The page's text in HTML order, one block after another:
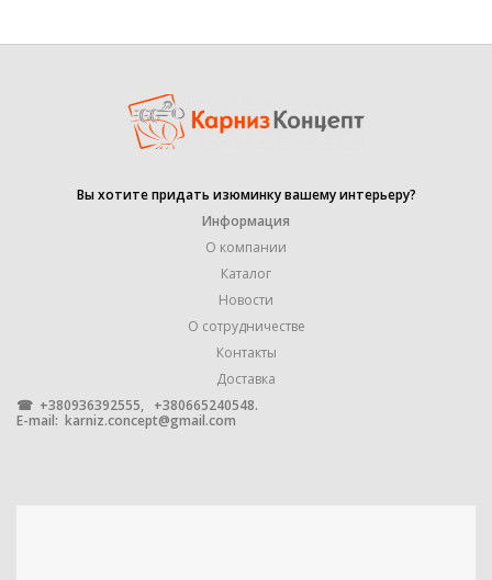
Вы хотите придать изюминку вашему интерьеру?
Информация
О компании
Каталог
Новости
О сотрудничестве
Контакты
Доставка
☎ +380936392555, +380665240548.
E-mail: karniz.concept@gmail.com